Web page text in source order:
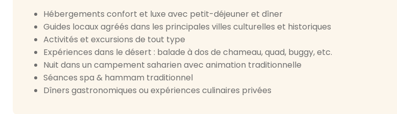
Hébergements confort et luxe avec petit-déjeuner et dîner
Guides locaux agréés dans les principales villes culturelles et historiques
Activités et excursions de tout type
Expériences dans le désert : balade à dos de chameau, quad, buggy, etc.
Nuit dans un campement saharien avec animation traditionnelle
Séances spa & hammam traditionnel
Dîners gastronomiques ou expériences culinaires privées